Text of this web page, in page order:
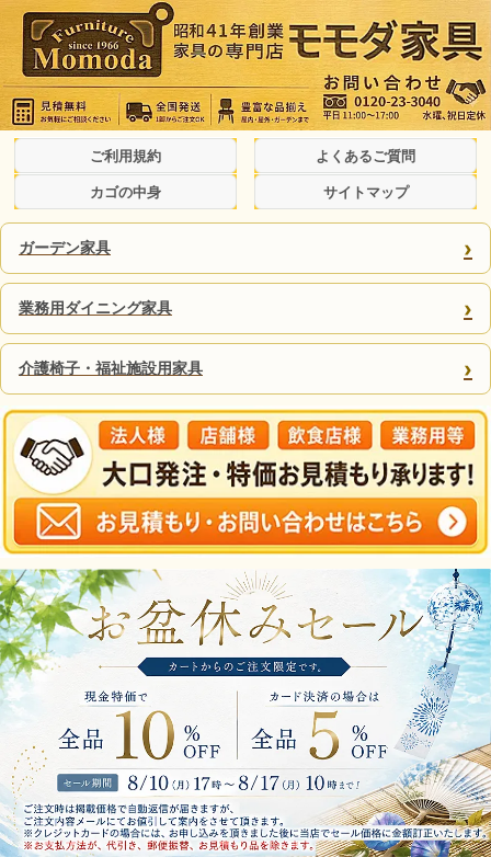
ご利用規約 よくあるご質問
カゴの中身 サイトマップ
ガーデン家具 ›
業務用ダイニング家具 ›
介護椅子・福祉施設用家具 ›